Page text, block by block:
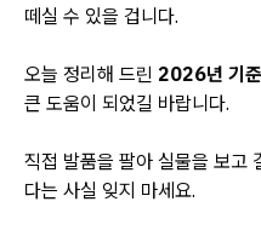
떼실 수 있을 겁니다.
오늘 정리해 드린 2026년 기
큰 도움이 되었길 바랍니다.
직접 발품을 팔아 실물을 보고
다는 사실 잊지 마세요.